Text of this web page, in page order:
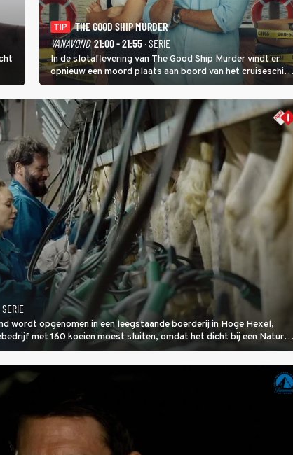
TIP
THE GOOD SHIP MURDER
VANAVOND 21:00 - 21:55· SERIE
In de slotaflevering van The Good Ship Murder vindt er
opnieuw een moord plaats aan boord van het cruiseschip,
waarbij dit keer een bemanningslid het slachtoffer is en
kapitein Marlowe de dader lijkt te zijn.
SERIE
wordt opgenomen in een leegstaande boerderij in Hoge Hexel,
met 160 koeien moest sluiten, omdat het dicht bij een Natura
serie heerst er een gevaarlijke veeziekte.